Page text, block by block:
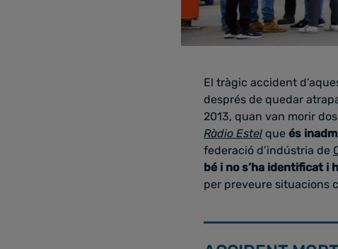
El tràgic accident
després de quedar
2013, quan van morir
Ràdio Estel que és
federació d’indústria de
bé i no s’ha identificat i
per preveure situacions